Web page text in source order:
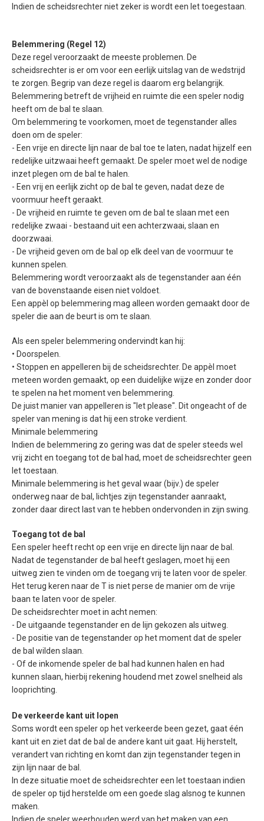
Indien de scheidsrechter niet zeker is wordt een let toegestaan.
Belemmering (Regel 12)
Deze regel veroorzaakt de meeste problemen. De
scheidsrechter is er om voor een eerlijk uitslag van de wedstrijd
te zorgen. Begrip van deze regel is daarom erg belangrijk.
Belemmering betreft de vrijheid en ruimte die een speler nodig
heeft om de bal te slaan.
Om belemmering te voorkomen, moet de tegenstander alles
doen om de speler:
- Een vrije en directe lijn naar de bal toe te laten, nadat hijzelf een
redelijke uitzwaai heeft gemaakt. De speler moet wel de nodige
inzet plegen om de bal te halen.
- Een vrij en eerlijk zicht op de bal te geven, nadat deze de
voormuur heeft geraakt.
- De vrijheid en ruimte te geven om de bal te slaan met een
redelijke zwaai - bestaand uit een achterzwaai, slaan en
doorzwaai.
- De vrijheid geven om de bal op elk deel van de voormuur te
kunnen spelen.
Belemmering wordt veroorzaakt als de tegenstander aan één
van de bovenstaande eisen niet voldoet.
Een appèl op belemmering mag alleen worden gemaakt door de
speler die aan de beurt is om te slaan.
Als een speler belemmering ondervindt kan hij:
• Doorspelen.
• Stoppen en appelleren bij de scheidsrechter. De appèl moet
meteen worden gemaakt, op een duidelijke wijze en zonder door
te spelen na het moment ven belemmering.
De juist manier van appelleren is "let please". Dit ongeacht of de
speler van mening is dat hij een stroke verdient.
Minimale belemmering
Indien de belemmering zo gering was dat de speler steeds wel
vrij zicht en toegang tot de bal had, moet de scheidsrechter geen
let toestaan.
Minimale belemmering is het geval waar (bijv.) de speler
onderweg naar de bal, lichtjes zijn tegenstander aanraakt,
zonder daar direct last van te hebben ondervonden in zijn swing.
Toegang tot de bal
Een speler heeft recht op een vrije en directe lijn naar de bal.
Nadat de tegenstander de bal heeft geslagen, moet hij een
uitweg zien te vinden om de toegang vrij te laten voor de speler.
Het terug keren naar de T is niet perse de manier om de vrije
baan te laten voor de speler.
De scheidsrechter moet in acht nemen:
- De uitgaande tegenstander en de lijn gekozen als uitweg.
- De positie van de tegenstander op het moment dat de speler
de bal wilden slaan.
- Of de inkomende speler de bal had kunnen halen en had
kunnen slaan, hierbij rekening houdend met zowel snelheid als
looprichting.
De verkeerde kant uit lopen
Soms wordt een speler op het verkeerde been gezet, gaat één
kant uit en ziet dat de bal de andere kant uit gaat. Hij herstelt,
verandert van richting en komt dan zijn tegenstander tegen in
zijn lijn naar de bal.
In deze situatie moet de scheidsrechter een let toestaan indien
de speler op tijd herstelde om een goede slag alsnog te kunnen
maken.